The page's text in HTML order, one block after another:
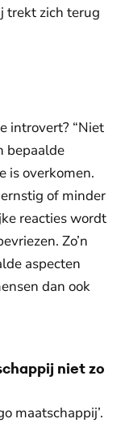
trekt zich terug
introvert? “Niet
bepaalde
is overkomen.
of minder
reacties wordt
Zo’n
aspecten
dan ook
niet zo
maatschappij’.